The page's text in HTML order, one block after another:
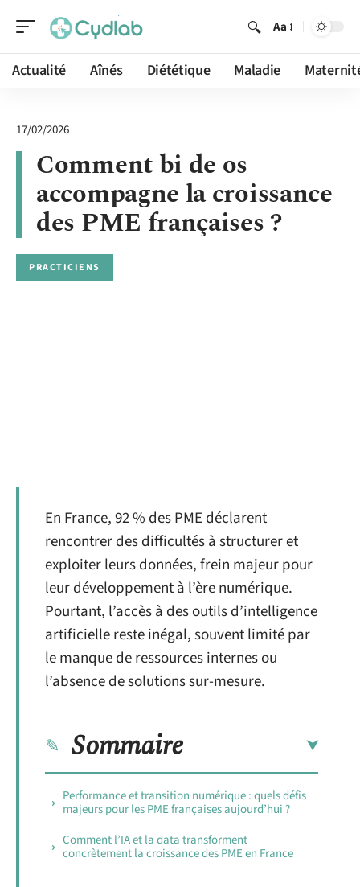
Aa
Actualité Aînés Diététique Maladie
17/02/2026
Comment bi de os
accompagne la croissance
des PME françaises ?
PRACTICIENS
En France, 92 % des PME déclarent
rencontrer des difficultés à structurer et
exploiter leurs données, frein majeur pour
leur développement à l’ère numérique.
Pourtant, l’accès à des outils d’intelligence
artificielle reste inégal, souvent limité par
le manque de ressources internes ou
l’absence de solutions sur-mesure.
Sommaire
Performance et transition numérique : quels défis
majeurs pour les PME françaises aujourd’hui ?
Comment l’IA et la data transforment
concrètement la croissance des PME en France